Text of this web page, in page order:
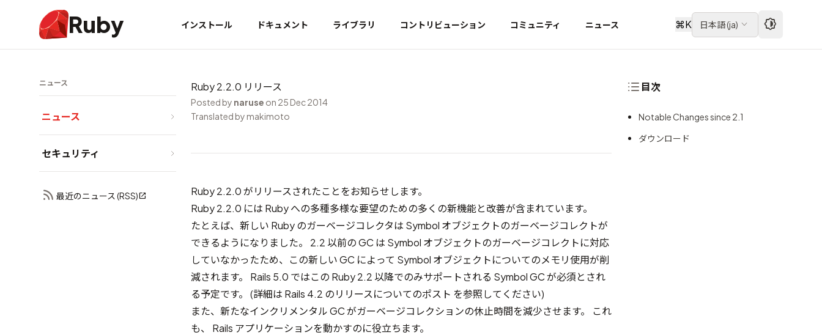
Ruby インストール ドキュメント ライブラリ コントリビューション コミュニティ ニュース ⌘K 日本語(ja)
ニュース
ニュース
セキュリティ
最近のニュース (RSS)
Ruby 2.2.0 リリース
Posted by naruse on 25 Dec 2014
Translated by makimoto
Ruby 2.2.0 がリリースされたことをお知らせします。
Ruby 2.2.0 には Ruby への多種多様な要望のための多くの新機能と改善が含まれています。
たとえば、新しい Ruby のガーベージコレクタは Symbol オブジェクトのガーベージコレクトが
できるようになりました。 2.2 以前の GC は Symbol オブジェクトのガーベージコレクトに対応
していなかったため、この新しい GC によって Symbol オブジェクトについてのメモリ使用が削
減されます。 Rails 5.0 ではこの Ruby 2.2 以降でのみサポートされる Symbol GC が必須とされ
る予定です。 (詳細は Rails 4.2 のリリースについてのポスト を参照してください)
また、新たなインクリメンタル GC がガーベージコレクションの休止時間を減少させます。 これ
も、 Rails アプリケーションを動かすのに役立ちます。
目次
Notable Changes since 2.1
ダウンロード